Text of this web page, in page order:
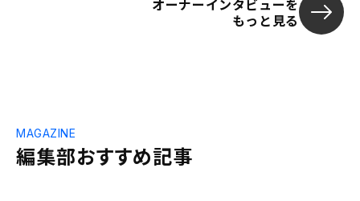
オーナーインタビューを
もっと見る
編集部おすすめ記事
MAGAZINE